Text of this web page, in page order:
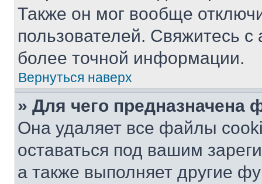
Также он мог вообще
пользователей. Свяжитесь
более точной информации.
Вернуться наверх
» Для чего предназначена
Она удаляет все файлы
оставаться под вашим
а также выполняет другие